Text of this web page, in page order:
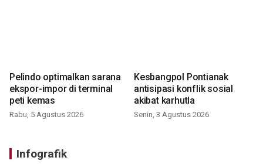
Pelindo optimalkan sarana
ekspor-impor di terminal
peti kemas
Rabu, 5 Agustus 2026
Kesbangpol Pontianak
antisipasi konflik sosial
akibat karhutla
Senin, 3 Agustus 2026
Infografik